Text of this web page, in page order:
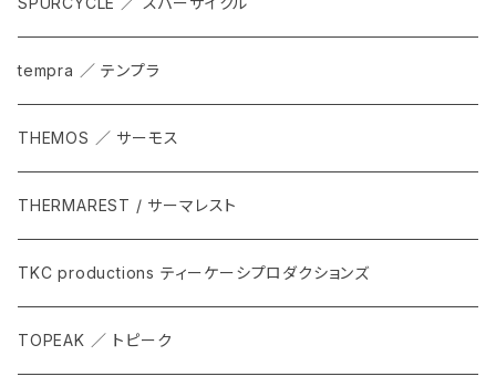
tempra ／ テンプラ
THEMOS ／ サーモス
THERMAREST / サーマレスト
TKC productions ティーケーシプロダクションズ
TOPEAK ／ トピーク